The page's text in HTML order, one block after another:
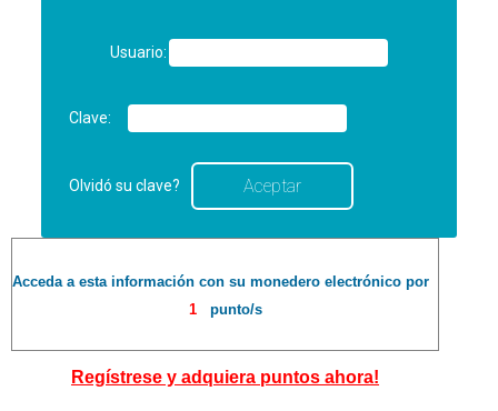
Usuario:
Clave:
Olvidó su clave?
Acceda a esta información con su monedero electrónico por
1
punto/s
Regístrese y adquiera puntos ahora!